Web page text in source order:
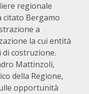
regionale
citato Bergamo
a
la cui entità
costruzione.
Mattinzoli,
della Regione,
opportunità